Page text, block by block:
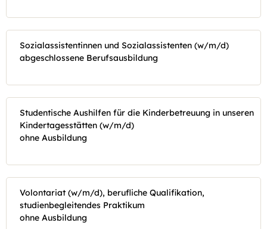
Sozialassistentinnen und Sozialassistenten (w/m/d)
abgeschlossene Berufsausbildung
Studentische Aushilfen für die Kinderbetreuung in unseren
Kindertagesstätten (w/m/d)
ohne Ausbildung
Volontariat (w/m/d), berufliche Qualifikation,
studienbegleitendes Praktikum
ohne Ausbildung